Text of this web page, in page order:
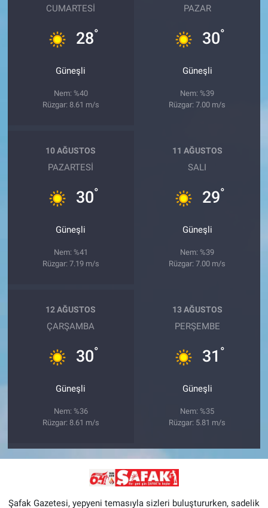
CUMARTESI
28°
Güneşli
Nem: %40
Rüzgar: 8.61 m/s
PAZAR
30°
Güneşli
Nem: %39
Rüzgar: 7.00 m/s
10 AĞUSTOS
PAZARTESI
30°
Güneşli
Nem: %41
Rüzgar: 7.19 m/s
11 AĞUSTOS
SALI
29°
Güneşli
Nem: %39
Rüzgar: 7.00 m/s
12 AĞUSTOS
ÇARŞAMBA
30°
Güneşli
Nem: %36
Rüzgar: 8.61 m/s
13 AĞUSTOS
PERŞEMBE
31 °
Güneşli
Nem: %35
Rüzgar: 5.81 m/s
Şafak Gazetesi, yepyeni temasıyla sizleri buluştururken, sadelik